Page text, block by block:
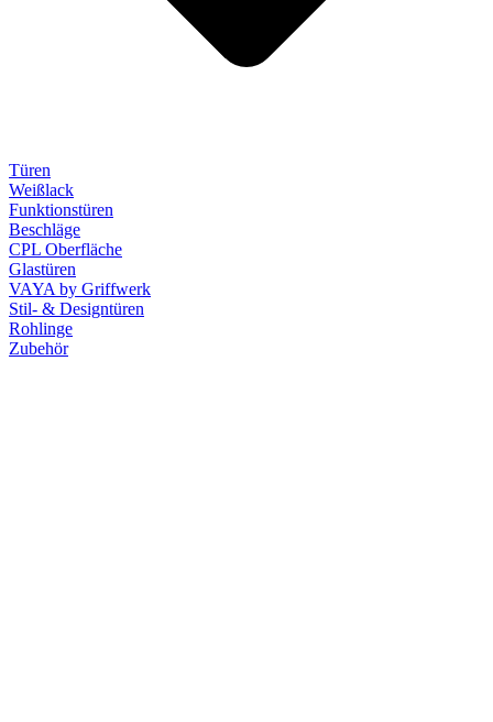
Türen
Weißlack
Funktionstüren
Beschläge
CPL Oberfläche
Glastüren
VAYA by Griffwerk
Stil- & Designtüren
Rohlinge
Zubehör